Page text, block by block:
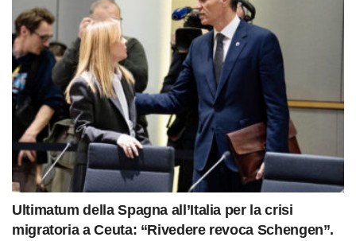
Ultimatum della Spagna all’Italia per la crisi
migratoria a Ceuta: “Rivedere revoca Schengen”.